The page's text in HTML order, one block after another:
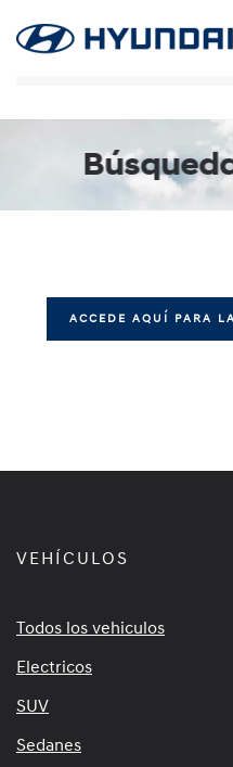
Skip to main content
ACCEDE AQUÍ PARA
VEHÍCULOS
Todos los vehiculos
Electricos
SUV
Sedanes